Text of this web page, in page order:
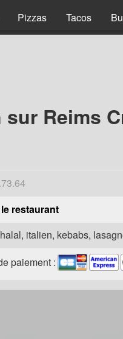
Pizzas Tacos
Reims
restaurant
italien, kebabs,
paiement :